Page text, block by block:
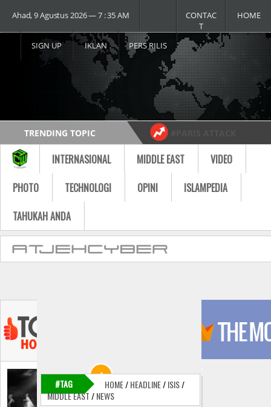
Ahad, 9 Agustus 2026 ― 7 : 35 AM HOME
CONTAC
T
PERS RILIS
IKLAN
SIGN UP
TRENDING TOPIC
#USA vs RUSSIA #MOST VIDEO
Follow
INTERNASIONAL MIDDLE EAST
VIDEO
PHOTO
TECHNOLOGI OPINI
ISLAMPEDIA
TAHUKAH ANDA
#TAG HOME/HEADLINE/ISIS/
MIDDLE EAST/NEWS